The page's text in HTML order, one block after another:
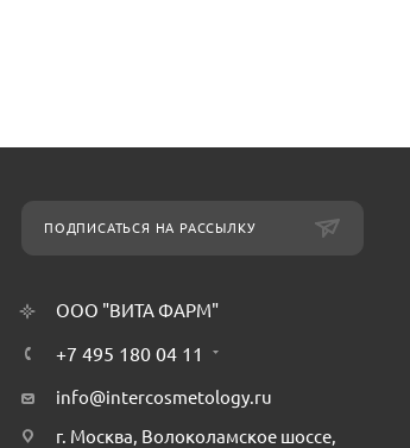
ПОДПИСАТЬСЯ НА РАССЫЛКУ
ООО "ВИТА ФАРМ"
+7 495 180 04 11
info@intercosmetology.ru
г. Москва, Волоколамское шоссе,